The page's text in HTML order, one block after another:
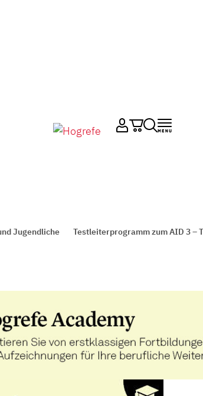
Jugendliche Testleiterprogramm zum AID 3 –